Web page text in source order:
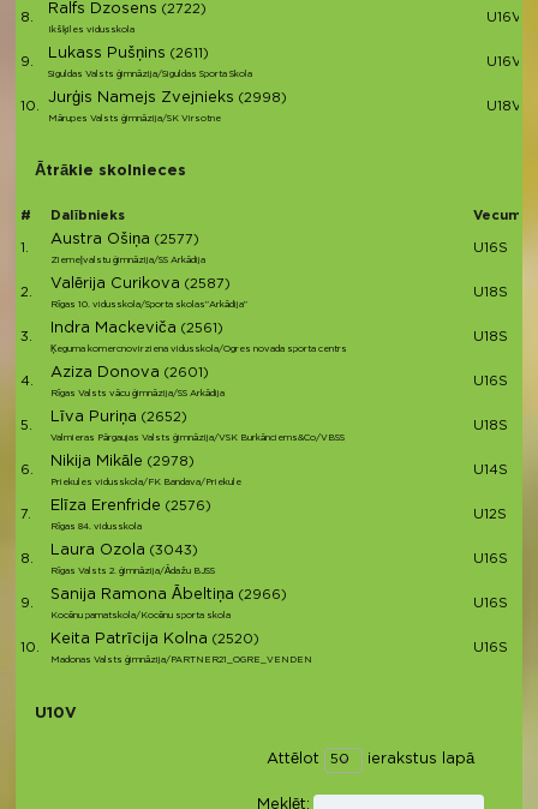
8.
Ralfs Dzosens (2722)
Ikšķiles vidusskola
U16V
9.
Lukass Pušņins (2611)
Siguldas Valsts ģimnāzija/Siguldas Sporta Skola
U16V
10.
Jurģis Namejs Zvejnieks (2998)
Mārupes Valsts ģimnāzija/SK Virsotne
U18V
Ātrākie skolnieces
# Dalībnieks Vecuma
1.
Austra Ošiņa (2577)
Ziemeļvalstu ģimnāzija/SS Arkādija
U16S
2.
Valērija Curikova (2587)
Rīgas 10. vidusskola/Sporta skolas”Arkādija”
U18S
3.
Indra Mackeviča (2561)
Ķeguma komercnovirziena vidusskola/Ogres novada sporta centrs
U18S
4.
Aziza Donova (2601)
Rīgas Valsts vācu ģimnāzija/SS Arkādija
U16S
5.
Līva Puriņa (2652)
Valmieras Pārgaujas Valsts ģimnāzija/VSK Burkānciems&Co/VBSS
U18S
6.
Nikija Mikāle (2978)
Priekules vidusskola/FK Bandava/Priekule
U14S
7.
Elīza Erenfride (2576)
Rīgas 84. vidusskola
U12S
8.
Laura Ozola (3043)
Rīgas Valsts 2. ģimnāzija/Ādažu BJSS
U16S
9.
Sanija Ramona Ābeltiņa (2966)
Kocēnu pamatskola/Kocēnu sporta skola
U16S
10.
Keita Patrīcija Kolna (2520)
Madonas Valsts ģimnāzija/PARTNER21_OGRE_VENDEN
U16S
U10V
Attēlot ierakstus lapā
Meklēt: